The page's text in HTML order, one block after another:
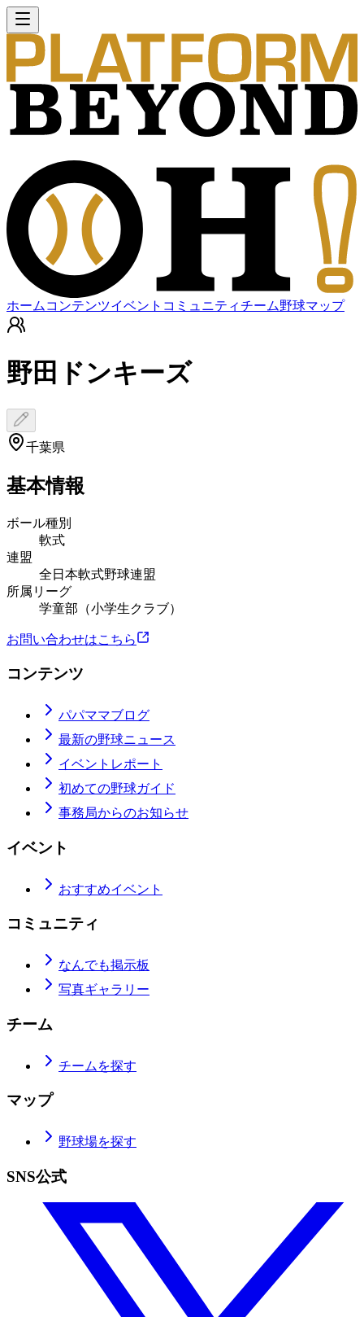
ホーム コンテンツイベント コミュニティチーム野球マップ
野田ドンキーズ
千葉県
基本情報
ボール種別
軟式
連盟
全日本軟式野球連盟
所属リーグ
学童部（小学生クラブ）
お問い合わせはこちら
コンテンツ
パパママブログ
最新の野球ニュース
イベントレポート
初めての野球ガイド
事務局からのお知らせ
イベント
おすすめイベント
コミュニティ
なんでも掲示板
写真ギャラリー
チーム
チームを探す
マップ
野球場を探す
SNS公式